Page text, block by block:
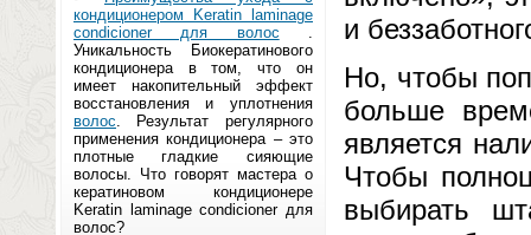
кондиционером Keratin laminage
condicioner для волос .
Уникальность Биокератинового
кондиционера в том, что он
имеет накопительный эффект
восстановления и уплотнения
волос. Результат регулярного
применения кондиционера – это
плотные гладкие сияющие
волосы. Что говорят мастера о
кератиновом кондиционере
Keratin laminage condicioner для
волос?
и
Но, чтобы
больше
является
Чтобы
выбирать